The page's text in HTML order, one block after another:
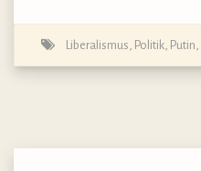
Liberalismus Politik Putin